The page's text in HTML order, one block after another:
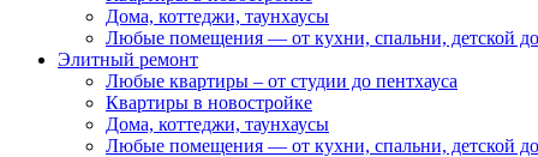
Дома, коттеджи, таунхаусы
Любые помещения — от кухни, спальни, детской
Элитный ремонт
Любые квартиры – от студии до пентхауса
Квартиры в новостройке
Дома, коттеджи, таунхаусы
Любые помещения — от кухни, спальни, детской